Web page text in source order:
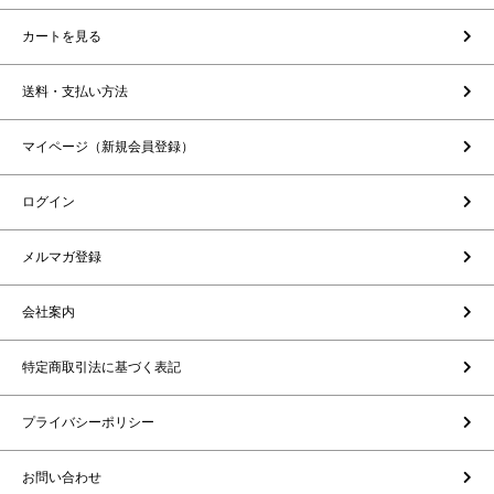
カートを見る
送料・支払い方法
マイページ（新規会員登録）
ログイン
メルマガ登録
会社案内
特定商取引法に基づく表記
プライバシーポリシー
お問い合わせ